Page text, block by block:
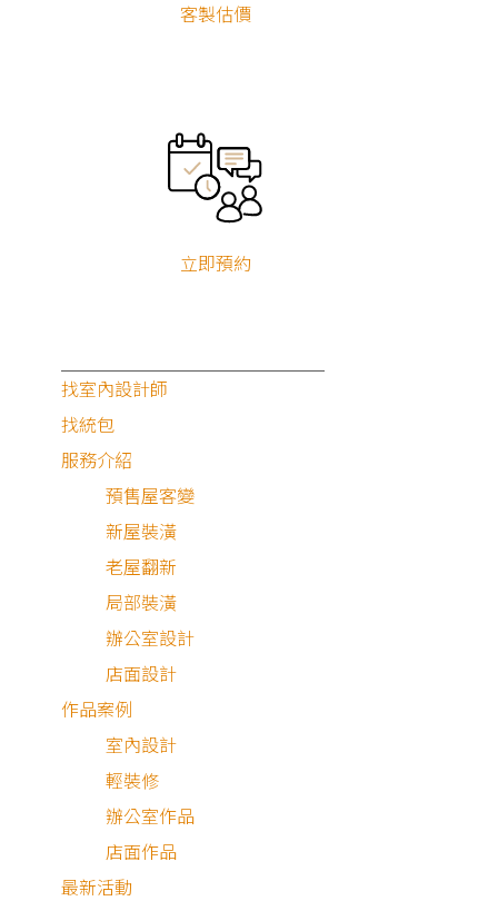
客製估價
立即預約
找室內設計師
找統包
服務介紹
預售屋客變
新屋裝潢
老屋翻新
局部裝潢
辦公室設計
店面設計
作品案例
室內設計
輕裝修
辦公室作品
店面作品
最新活動
深色木頭 × 黑色 × 燈具
窩在沙發上，投影幕上正播放著已經看過大概101次的電影
閉上眼睛也能夠直接唸出熟悉的對白，這是我獨享的電影院